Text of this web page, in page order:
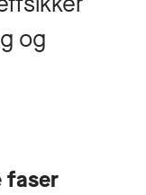
og
faser